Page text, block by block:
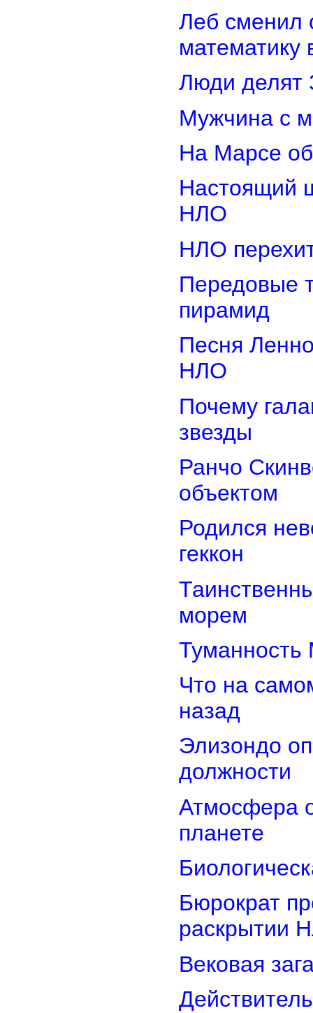
Леб сменил
математику
Люди делят
Мужчина с
На Марсе
Настоящий
НЛО
НЛО
Передовые
пирамид
Песня
НЛО
Почему
звезды
Ранчо
объектом
Родился
геккон
морем
Туманность
Что на
назад
Элизондо
должности
Атмосфера
планете
Бюрократ
раскрытии
Вековая